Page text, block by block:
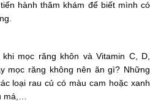
hành thăm khám để biết mình có
mọc răng khôn và Vitamin C, D,
mọc răng không nên ăn gì? Những
loại rau củ có màu cam hoặc xanh
má,…